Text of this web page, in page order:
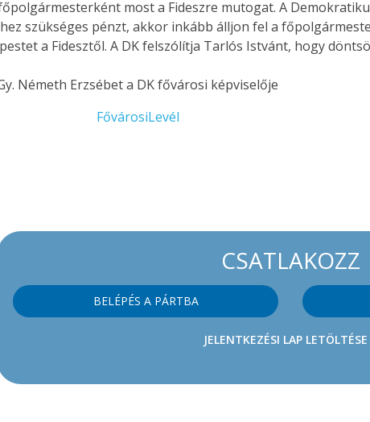
most a Fideszre mutogat. A
szükséges pénzt, akkor inkább álljon fel a
a Fidesztől. A DK felszólítja Tarlós Istvánt, hogy
Németh Erzsébet a DK fővárosi képviselője
FővárosiLevél
CSATLAKOZZ
BELÉPÉS A PÁRTBA
JELENTKEZÉSI LAP